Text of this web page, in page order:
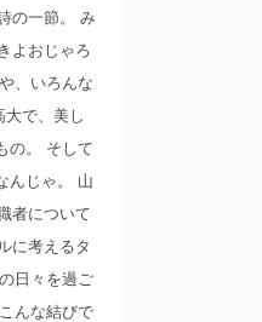
の一節。 み
よおじゃろ
、いろんな
で、美し
の。 そして
んじゃ。 山
者について
に考えるタ
日々を過ご
んな結びで